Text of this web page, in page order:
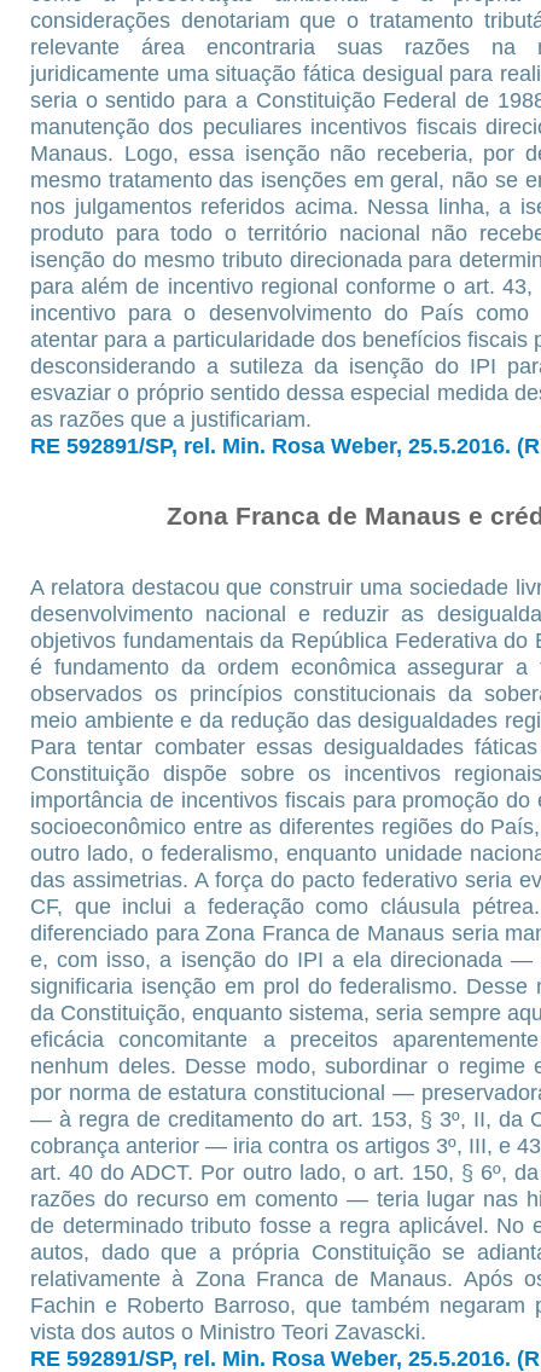
considerações denotariam que o tratamento
relevante área encontraria suas razões na
juridicamente uma situação fática desigual para
seria o sentido para a Constituição Federal de
manutenção dos peculiares incentivos fiscais
Manaus. Logo, essa isenção não receberia, por
mesmo tratamento das isenções em geral, não se
nos julgamentos referidos acima. Nessa linha, a
produto para todo o território nacional não
isenção do mesmo tributo direcionada para
para além de incentivo regional conforme o art.
incentivo para o desenvolvimento do País
atentar para a particularidade dos benefícios fiscais
desconsiderando a sutileza da isenção do IPI
esvaziar o próprio sentido dessa especial medida
as razões que a justificariam.
RE 592891/SP, rel. Min. Rosa Weber, 25.5.2016.
Zona Franca de Manaus e
A relatora destacou que construir uma sociedade
desenvolvimento nacional e reduzir as
objetivos fundamentais da República Federativa do
é fundamento da ordem econômica assegurar
observados os princípios constitucionais da
meio ambiente e da redução das desigualdades
Para tentar combater essas desigualdades
Constituição dispõe sobre os incentivos
importância de incentivos fiscais para promoção
socioeconômico entre as diferentes regiões do
outro lado, o federalismo, enquanto unidade
das assimetrias. A força do pacto federativo seria
CF, que inclui a federação como cláusula
diferenciado para Zona Franca de Manaus seria
e, com isso, a isenção do IPI a ela direcionada
significaria isenção em prol do federalismo. Desse
da Constituição, enquanto sistema, seria sempre
eficácia concomitante a preceitos
nenhum deles. Desse modo, subordinar o regime
por norma de estatura constitucional —
— à regra de creditamento do art. 153, § 3º, II, da
cobrança anterior — iria contra os artigos 3º, III, e
art. 40 do ADCT. Por outro lado, o art. 150, § 6º,
razões do recurso em comento — teria lugar nas
de determinado tributo fosse a regra aplicável. No
autos, dado que a própria Constituição se
relativamente à Zona Franca de Manaus. Após
Fachin e Roberto Barroso, que também negaram
vista dos autos o Ministro Teori Zavascki.
RE 592891/SP, rel. Min. Rosa Weber, 25.5.2016.